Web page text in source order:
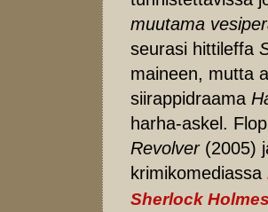
muutama
seurasi hittileffa
maineen, mutta
siirappidraama
harha-askel.
Revolver(2005)
krimikomediassa
Sherlock